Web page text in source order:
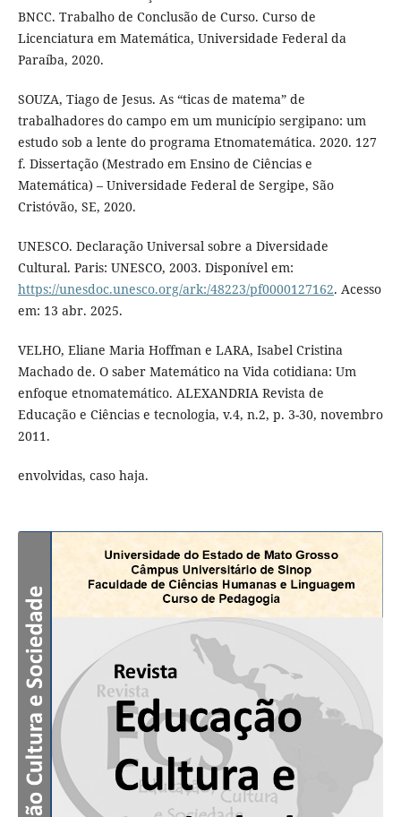
BNCC. Trabalho de Conclusão de Curso. Curso de
Licenciatura em Matemática, Universidade Federal da
Paraíba, 2020.
SOUZA, Tiago de Jesus. As “ticas de matema” de
trabalhadores do campo em um município sergipano: um
estudo sob a lente do programa Etnomatemática. 2020. 127
f. Dissertação (Mestrado em Ensino de Ciências e
Matemática) – Universidade Federal de Sergipe, São
Cristóvão, SE, 2020.
UNESCO. Declaração Universal sobre a Diversidade
Cultural. Paris: UNESCO, 2003. Disponível em:
https://unesdoc.unesco.org/ark:/48223/pf0000127162. Acesso
em: 13 abr. 2025.
VELHO, Eliane Maria Hoffman e LARA, Isabel Cristina
Machado de. O saber Matemático na Vida cotidiana: Um
enfoque etnomatemático. ALEXANDRIA Revista de
Educação e Ciências e tecnologia, v.4, n.2, p. 3-30, novembro
2011.
envolvidas, caso haja.